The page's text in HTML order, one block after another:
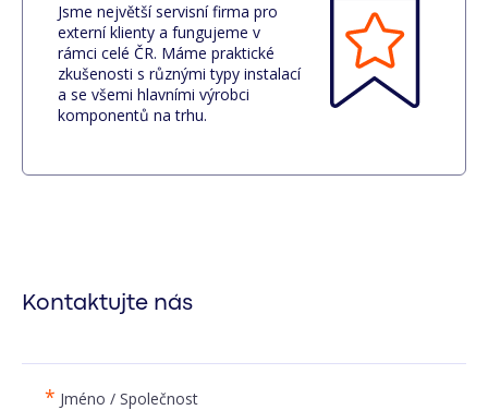
Jsme největší servisní firma pro
externí klienty a fungujeme v
rámci celé ČR. Máme praktické
zkušenosti s různými typy instalací
a se všemi hlavními výrobci
komponentů na trhu.
Kontaktujte nás
* Jméno / Společnost